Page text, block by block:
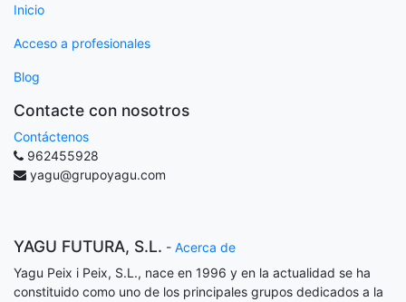
Inicio
Acceso a profesionales
Blog
Contacte con nosotros
Contáctenos
962455928
yagu@grupoyagu.com
YAGU FUTURA, S.L. - Acerca de
Yagu Peix i Peix, S.L., nace en 1996 y en la actualidad se ha
constituido como uno de los principales grupos dedicados a la